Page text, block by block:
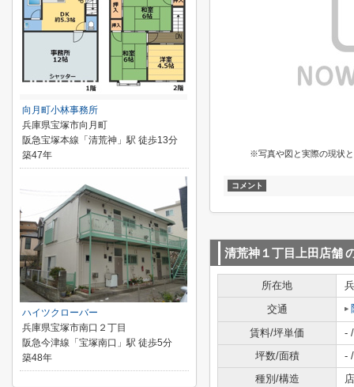
※写真や図と実際の現状
コメント
清荒神１丁目上田店舗
所在地
交通
賃料/坪単価
-
坪数/面積
-
種別/構造
向月町小林事務所
兵庫県宝塚市向月町
阪急宝塚本線「清荒神」駅 徒歩13分
築47年
ハイツクローバー
兵庫県宝塚市南口２丁目
阪急今津線「宝塚南口」駅 徒歩5分
築48年